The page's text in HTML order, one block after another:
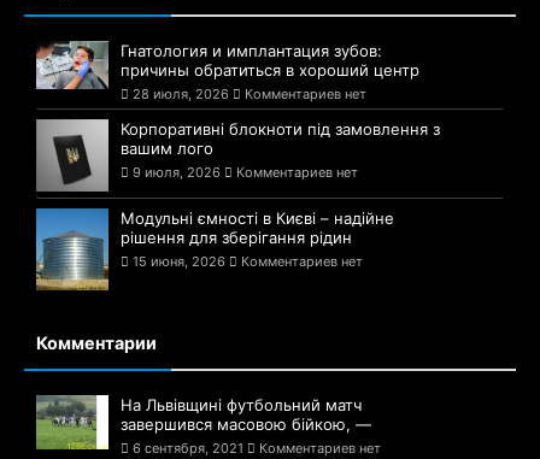
Гнатология и имплантация зубов:
причины обратиться в хороший центр
28 июля, 2026 Комментариев нет
Корпоративні блокноти під замовлення з
вашим лого
9 июля, 2026 Комментариев нет
Модульні ємності в Києві – надійне
рішення для зберігання рідин
15 июня, 2026 Комментариев нет
Комментарии
На Львівщині футбольний матч
завершився масовою бійкою, —
6 сентября, 2021 Комментариев нет